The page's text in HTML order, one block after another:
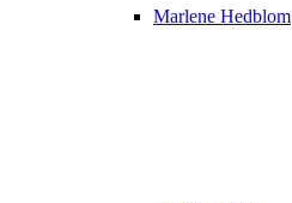
Marlene Hedblom